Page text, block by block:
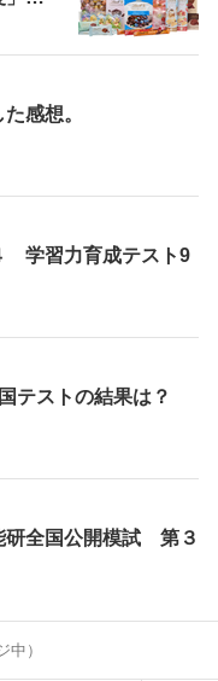
感想。
学習力育成テスト9
テストの結果は？
研全国公開模試 第３
中）